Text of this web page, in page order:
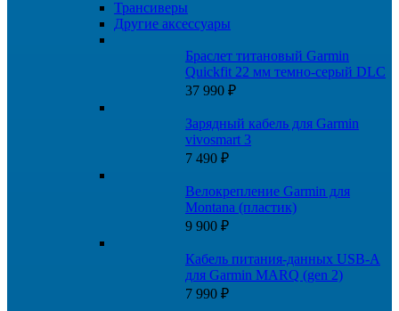
Трансиверы
Другие аксессуары
Браслет титановый Garmin
Quickfit 22 мм темно-серый DLC
37 990 ₽
Зарядный кабель для Garmin
vivosmart 3
7 490 ₽
Велокрепление Garmin для
Montana (пластик)
9 900 ₽
Кабель питания-данных USB-A
для Garmin MARQ (gen 2)
7 990 ₽